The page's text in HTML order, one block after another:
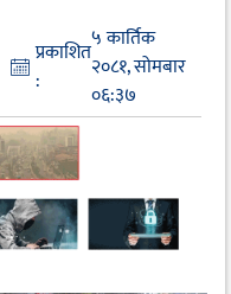
प्रकाशित
:
५ कार्तिक
२०८१, सोमबार
०६:३७